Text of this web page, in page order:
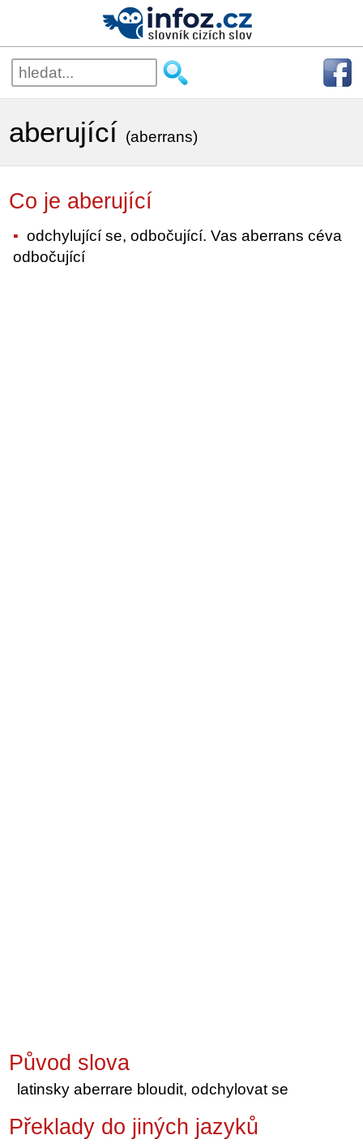
aberující (aberrans)
Co je aberující
odchylující se, odbočující. Vas aberrans céva
odbočující
Původ slova
latinsky aberrare bloudit, odchylovat se
Překlady do jiných jazyků